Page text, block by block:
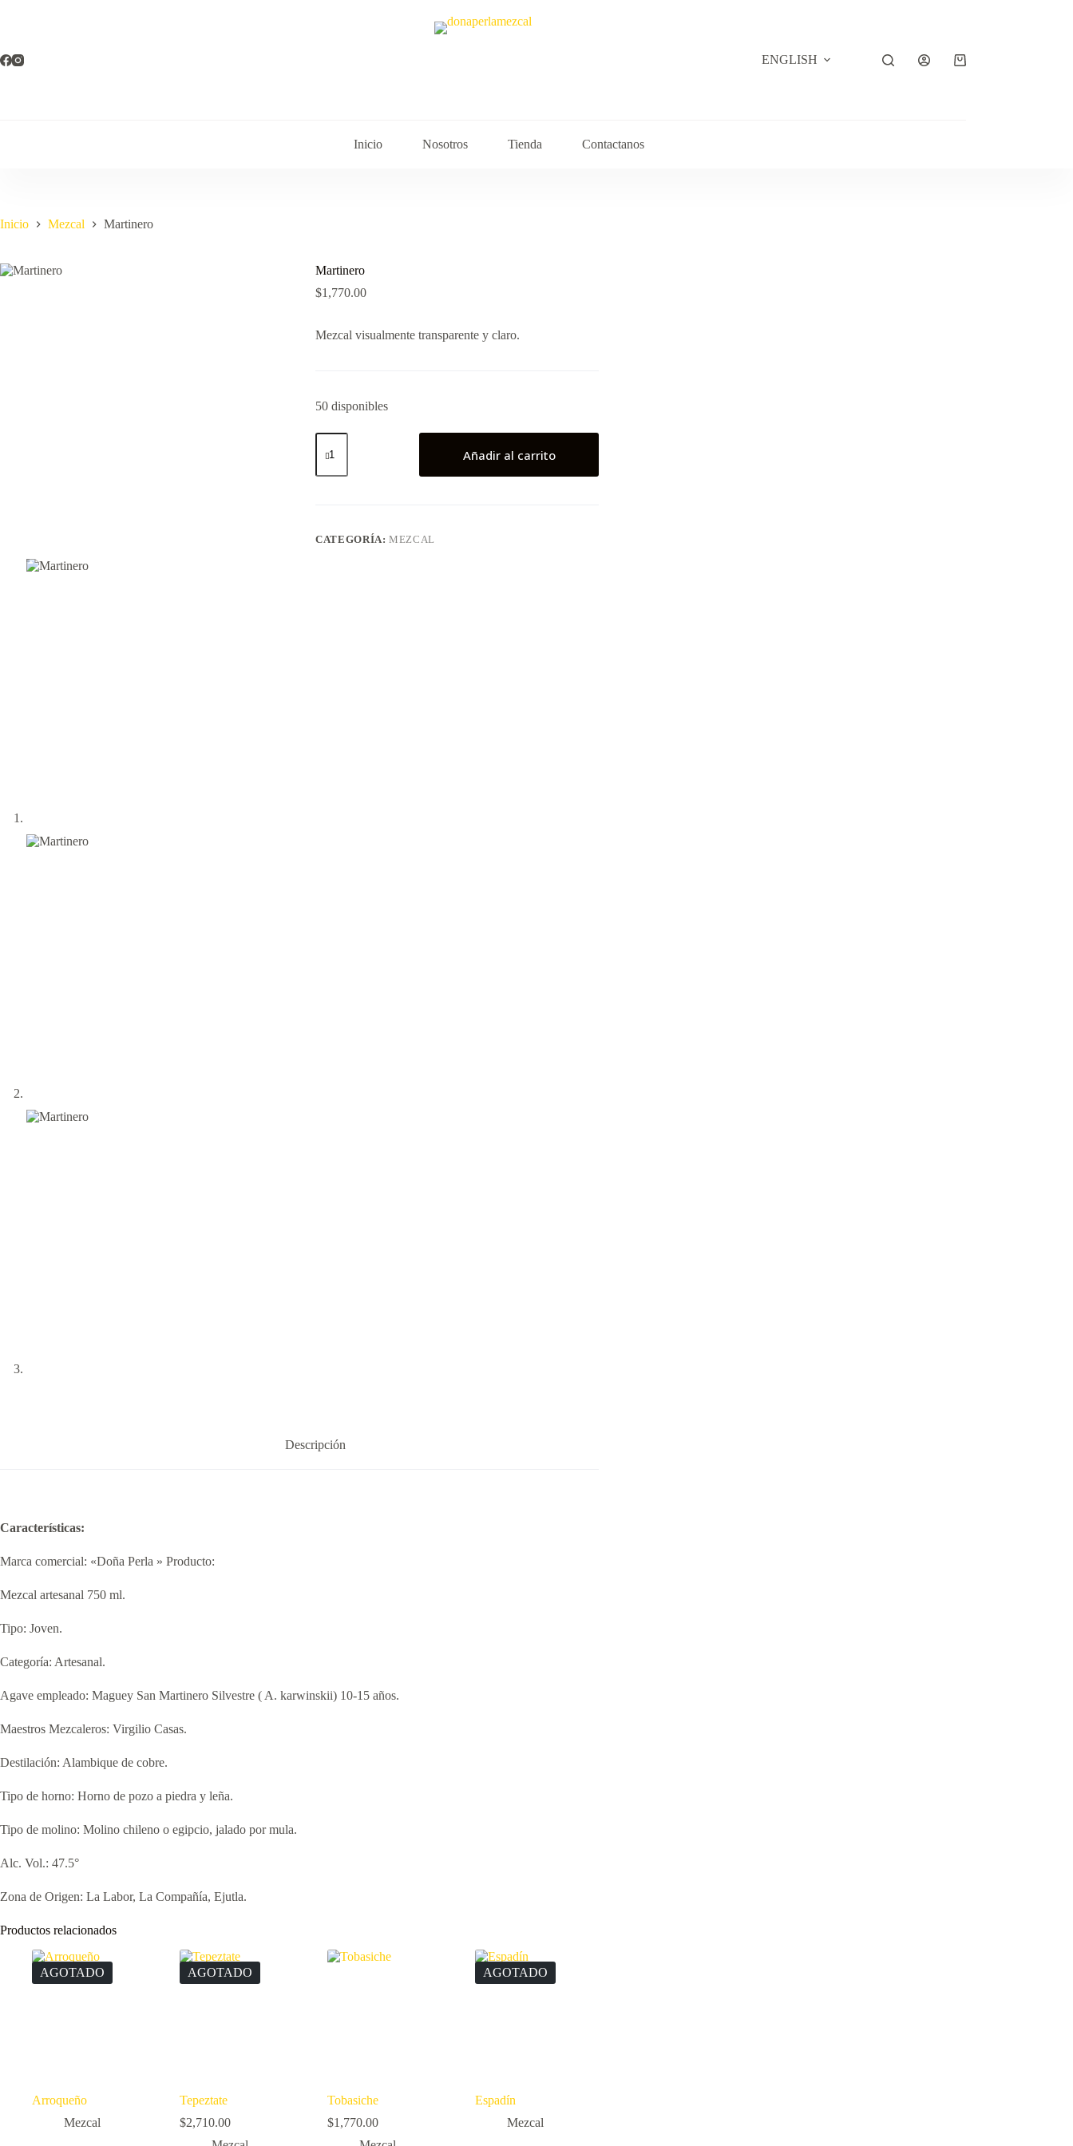
ENGLISH
Carro
Inicio Nosotros Tienda Contactanos
Inicio Mezcal Martinero
Martinero
$1,770.00
Mezcal visualmente transparente y claro.
50 disponibles
Martinero
cantidad
Añadir al carrito
CATEGORÍA:MEZCAL
Descripción
Características:
Marca comercial: «Doña Perla » Producto:
Mezcal artesanal 750 ml.
Tipo: Joven.
Categoría: Artesanal.
Agave empleado: Maguey San Martinero Silvestre ( A. karwinskii) 10-15 años.
Maestros Mezcaleros: Virgilio Casas.
Destilación: Alambique de cobre.
Tipo de horno: Horno de pozo a piedra y leña.
Tipo de molino: Molino chileno o egipcio, jalado por mula.
Alc. Vol.: 47.5°
Zona de Origen: La Labor, La Compañía, Ejutla.
Productos relacionados
AGOTADO
Arroqueño
Mezcal
AGOTADO
Tepeztate
$2,710.00
Tobasiche
$1,770.00
AGOTADO
Espadín
Mezcal